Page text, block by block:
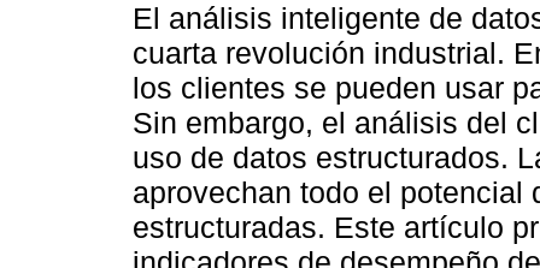
El análisis inteligente de
cuarta revolución industrial.
los clientes se pueden usar
Sin embargo, el análisis del
uso de datos estructurados.
aprovechan todo el potencial
estructuradas. Este artículo